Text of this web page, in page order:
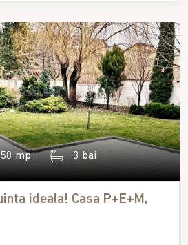
mp 3 bai
ideala! Casa P+E+M,